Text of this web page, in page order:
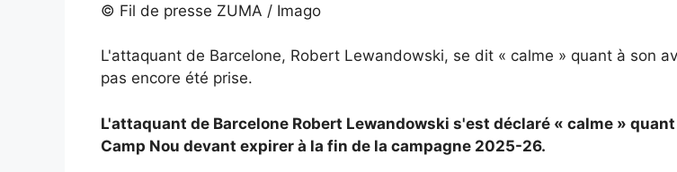
© Fil de presse ZUMA / Imago
L'attaquant de Barcelone, Robert Lewandowski, se dit « calme » quant à son
pas encore été prise.
L'attaquant de Barcelone Robert Lewandowski s'est déclaré « calme »
Camp Nou devant expirer à la fin de la campagne 2025-26.